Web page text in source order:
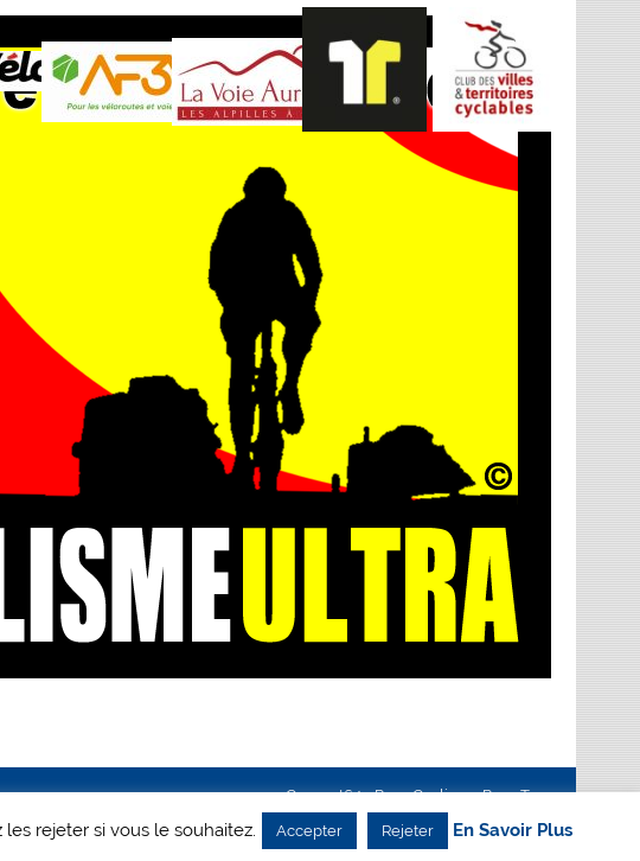
Creanet64- Pour Cyclisme Pour Tous
rejeter si vous le souhaitez. Accepter Rejeter En Savoir Plus